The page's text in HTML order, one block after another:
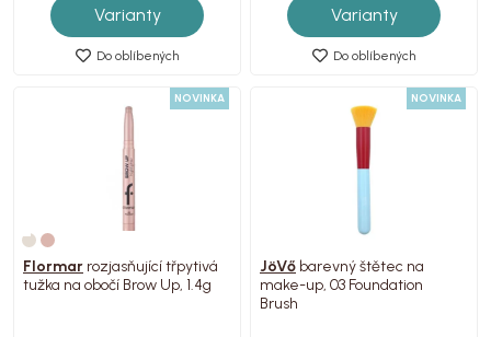
Varianty
Do oblíbených
Varianty
Do oblíbených
NOVINKA
Flormar rozjasňující třpytivá
tužka na obočí Brow Up, 1.4g
NOVINKA
JöVő barevný štětec na
make-up, 03 Foundation
Brush